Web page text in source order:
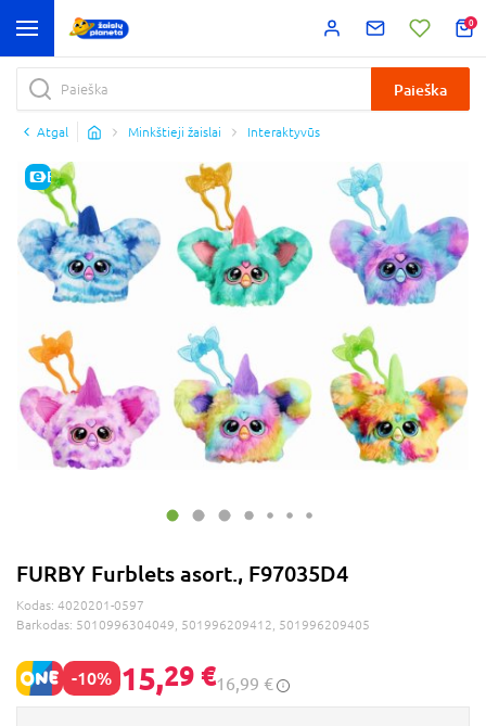
0
Paieška
Atgal Minkštieji žaislai Interaktyvūs
E-KAINA
FURBY Furblets asort., F97035D4
Kodas: 4020201-0597
Barkodas: 5010996304049, 501996209412, 501996209405
-10% 15,29 €16,99 €